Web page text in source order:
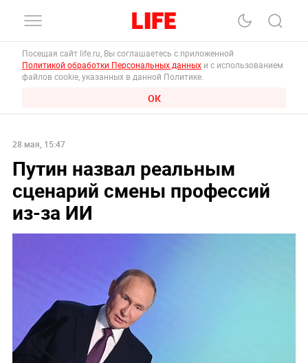
Посещая сайт life.ru, Вы соглашаетесь с приложенной
Политикой обработки Персональных данных и с использованием
файлов cookie, указанных в данной Политике.
ОК
28 мая, 15:47
Путин назвал реальным
сценарий смены профессий
из-за ИИ